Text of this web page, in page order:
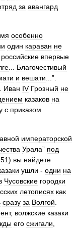
за авангард
особенно
один караван не
российские впервые
Благочестивый
и вешати ...”.
Иван IV Грозный не
казаков на
с приказом
императорской
Урала” под
) вы найдете
ушли - одни на
Чусовские городки
летописях как
сразу за Волгой
, волжские казаки
его сжигали